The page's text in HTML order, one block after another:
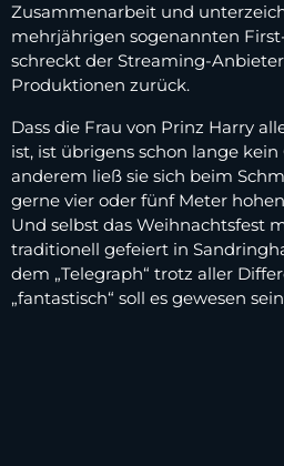
Zusammenarbeit und
mehrjährigen sogenannten
schreckt der Streaming-
Produktionen zurück.
Dass die Frau von Prinz Harry
ist, ist übrigens schon lange
anderem ließ sie sich beim
gerne vier oder fünf Meter
Und selbst das Weihnachtsfest
traditionell gefeiert in
dem „Telegraph“ trotz aller
„fantastisch“ soll es gewesen